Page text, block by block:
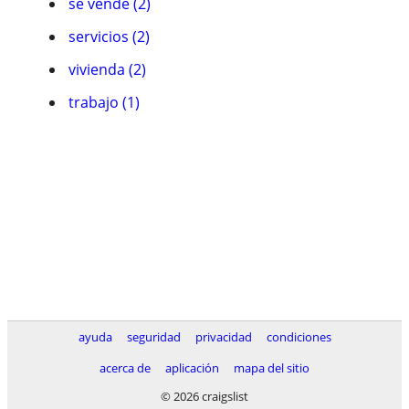
servicios (2)
vivienda (2)
trabajo (1)
ayuda seguridad privacidad
condiciones
acerca de
aplicación
mapa del sitio
© 2026 craigslist